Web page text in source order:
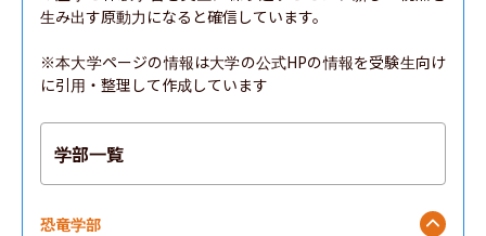
生み出す原動力になると確信しています。
※本大学ページの情報は大学の公式HPの情報を受験生向け
に引用・整理して作成しています
学部一覧
恐竜学部